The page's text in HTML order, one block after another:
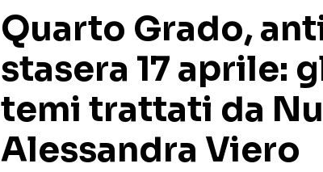
Quarto Grado,
stasera 17 aprile:
temi trattati da
Alessandra Viero